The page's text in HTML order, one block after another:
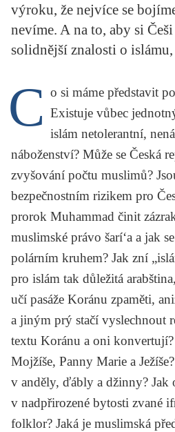
výroku, že nejvíce se
nevíme. A na to, aby si
solidnější znalosti o
C o si máme představit
Existuje vůbec
islám netolerantní,
náboženství? Může se Česká
zvyšování počtu muslimů?
bezpečnostním rizikem pro
prorok Muhammad činit
muslimské právo šarí‘a a jak
polárním kruhem? Jak zní
pro islám tak důležitá
učí pasáže Koránu zpaměti,
a jiným prý stačí vyslechnout
textu Koránu a oni
Mojžíše, Panny Marie a
v anděly, ďábly a džinny? Jak
v nadpřirozené bytosti zvané
folklor? Jaká je muslimská